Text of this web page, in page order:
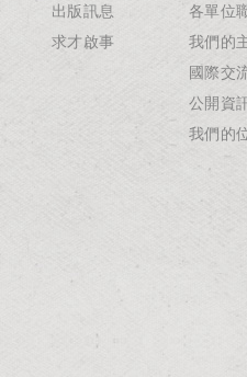
出版訊息
求才啟事
各單位
我們的
國際交
公開資
我們的